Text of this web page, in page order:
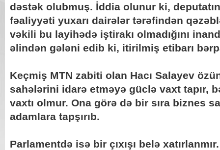
dəstək olubmuş. İddia olunur ki,
fəaliyyəti yuxarı dairələr tərəfindən
vəkili bu layihədə iştirakı olmadığını
əlindən gələni edib ki, itirilmiş etibarı
Keçmiş MTN zabiti olan Hacı Salayev
sahələrini idarə etməyə güclə vaxt tapır,
vaxtı olmur. Ona görə də bir sıra biznes
adamlara tapşırıb.
Parlamentdə isə bir çıxışı belə